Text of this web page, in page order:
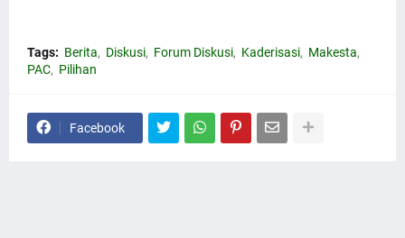
Tags: Berita Diskusi Forum Diskusi Kaderisasi
Makesta
PAC
Pilihan
Facebook